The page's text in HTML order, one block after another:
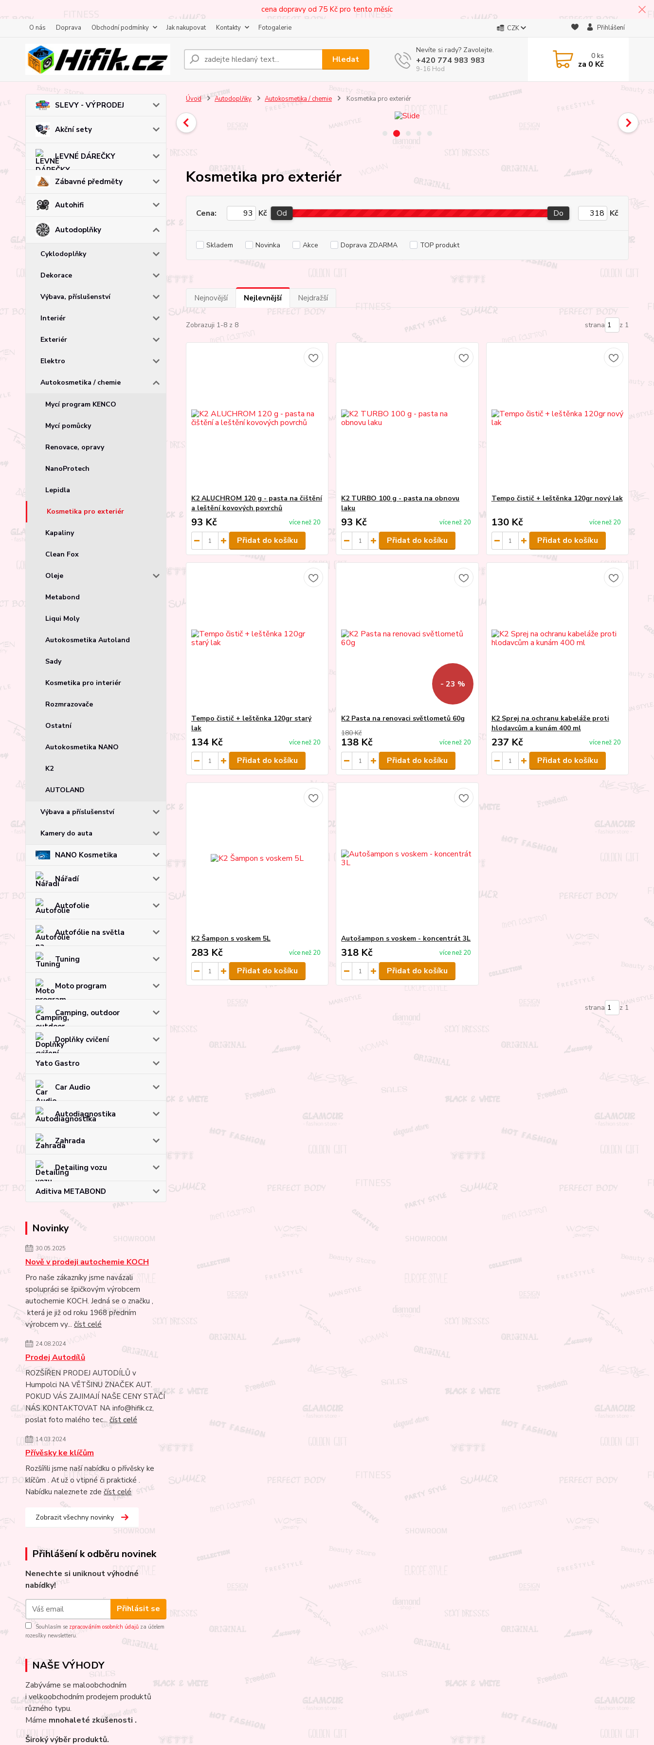
cena dopravy od 75 Kč pro tento měsíc
O nás Doprava Obchodní podmínky Jak nakupovat Kontakty Fotogalerie CZK Přihlášení
Hledat
Nevíte si rady? Zavolejte.
+420 774 983 983
9-16 Hod
0ks
za 0 Kč
SLEVY - VÝPRODEJ
Akční sety
LEVNÉ DÁREČKY
Zábavné předměty
Autohifi
Autodoplňky
Cyklodoplňky
Dekorace
Výbava, příslušenství
Interiér
Exteriér
Elektro
Autokosmetika / chemie
Mycí program KENCO
Mycí pomůcky
Renovace, opravy
NanoProtech
Lepidla
Kosmetika pro exteriér
Kapaliny
Clean Fox
Oleje
Metabond
Liqui Moly
Autokosmetika Autoland
Sady
Kosmetika pro interiér
Rozmrazovače
Ostatní
Autokosmetika NANO
K2
AUTOLAND
Výbava a příslušenství
Kamery do auta
NANO Kosmetika
Nářadí
Autofolie
Autofólie na světla
Tuning
Moto program
Camping, outdoor
Doplňky cvičení
Yato Gastro
Car Audio
Autodiagnostika
Zahrada
Detailing vozu
Aditiva METABOND
Novinky
30.05.2025
Nově v prodeji autochemie KOCH
Pro naše zákazníky jsme navázali
spolupráci se špičkovým výrobcem
autochemie KOCH. Jedná se o značku ,
která je již od roku 1968 předním
výrobcem vy... číst celé
24.08.2024
Prodej Autodílů
ROZŠÍŘEN PRODEJ AUTODÍLŮ v
Humpolci NA VĚTŠINU ZNAČEK AUT.
POKUD VÁS ZAJIMAJÍ NAŠE CENY STAČÍ
NÁS KONTAKTOVAT NA info@hifik.cz,
poslat foto malého tec... číst celé
14.03.2024
Přívěsky ke klíčům
Rozšířili jsme naší nabídku o přívěsky ke
klíčům . Ať už o vtipné či praktické .
Nabídku naleznete zde číst celé
Zobrazit všechny novinky
Přihlášení k odběru novinek
Nenechte si uniknout výhodné
nabídky!
Přihlásit se
Souhlasím se zpracováním osobních údajů za účelem
rozesílky newsletteru.
NAŠE VÝHODY
Zabýváme se maloobchodním
i velkoobchodním prodejem produktů
různého typu.
Máme mnohaleté zkušenosti .
Široký výběr produktů.
Úvod Autodoplňky Autokosmetika / chemie Kosmetika pro exteriér
Kosmetika pro exteriér
Cena: Kč Od Do Kč
Skladem Novinka Akce Doprava ZDARMA TOP produkt
Nejnovější Nejlevnější Nejdražší
Zobrazuji 1-8 z 8 strana z 1
K2 ALUCHROM 120 g - pasta na čištění
a leštění kovových povrchů
93 Kč více než 20
Přidat do košíku
K2 TURBO 100 g - pasta na obnovu
laku
93 Kč více než 20
Přidat do košíku
Tempo čistič + leštěnka 120gr nový lak
130 Kč více než 20
Přidat do košíku
Tempo čistič + leštěnka 120gr starý
lak
134 Kč více než 20
Přidat do košíku
- 23 %
K2 Pasta na renovaci světlometů 60g
180 Kč
138 Kč více než 20
Přidat do košíku
K2 Sprej na ochranu kabeláže proti
hlodavcům a kunám 400 ml
237 Kč více než 20
Přidat do košíku
K2 Šampon s voskem 5L
283 Kč více než 20
Přidat do košíku
Autošampon s voskem - koncentrát 3L
318 Kč více než 20
Přidat do košíku
strana z 1